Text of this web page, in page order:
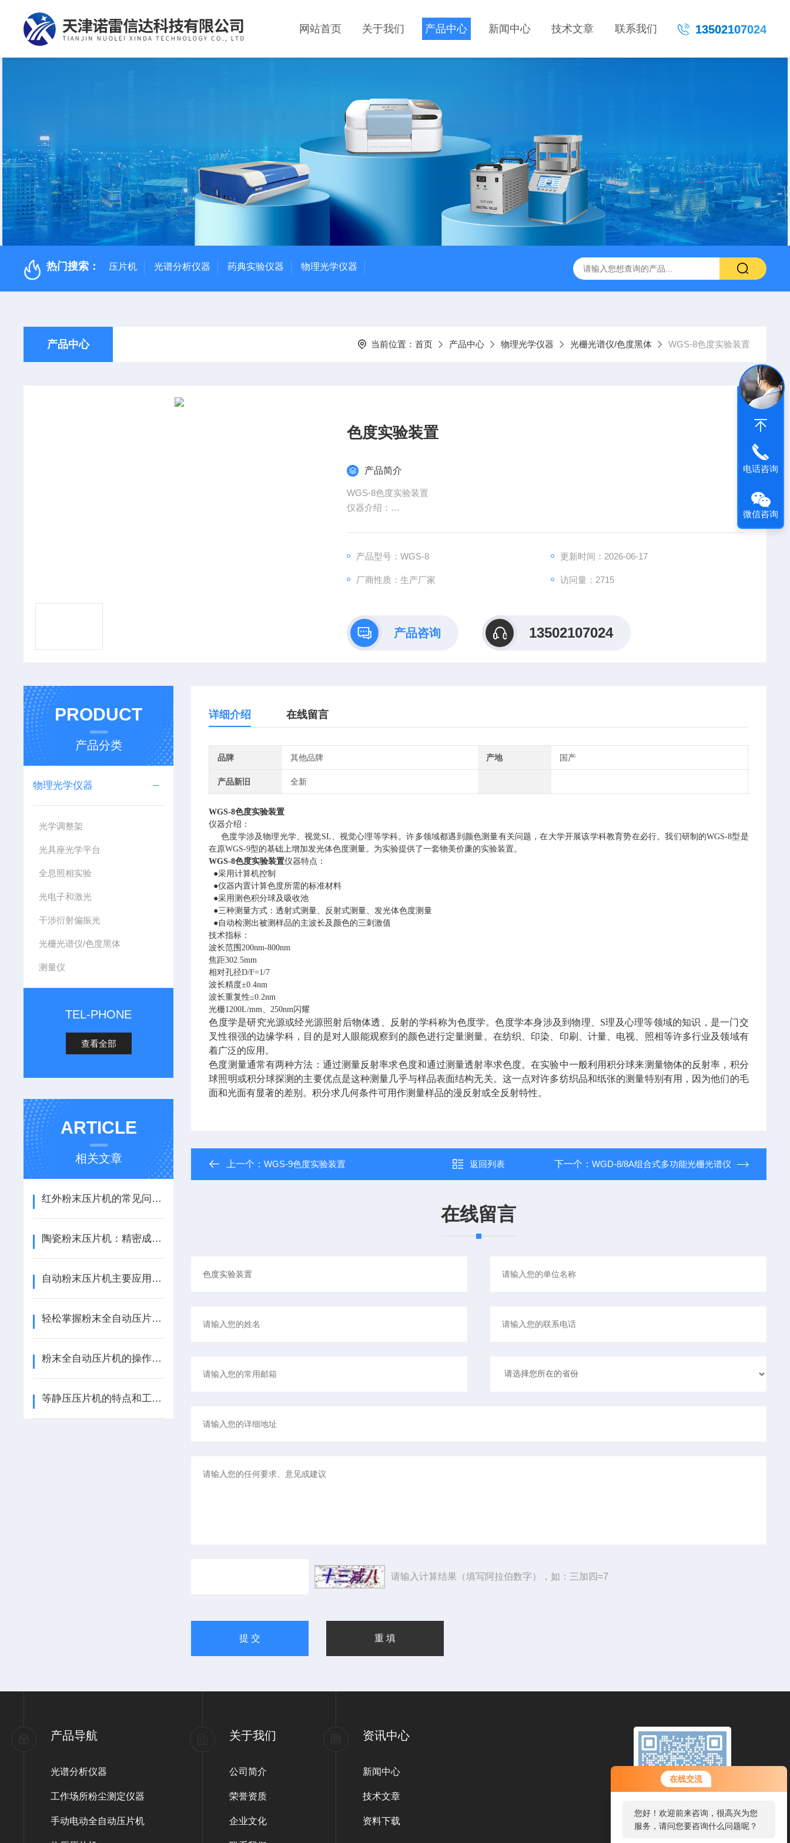
在线交流
您好！欢迎前来咨询，很高兴为您
服务，请问您要咨询什么问题呢？
13502107024
网站首页 关于我们 产品中心 新闻中心 技术文章 联系我们
热门搜索： 压片机 光谱分析仪器 药典实验仪器 物理光学仪器
产品中心 当前位置： 首页 产品中心 物理光学仪器 光栅光谱仪/色度黑体 WGS-8色度实验装置
色度实验装置
产品简介
WGS-8色度实验装置
仪器介绍：
科，目的是对人眼能观察到的颜色进行定量测量。在纺织、印染、印刷、计量、电视、照相等许多行
产品型号：WGS-8 更新时间：2026-06-17
厂商性质：生产厂家 访问量：2715
产品咨询 13502107024
PRODUCT
产品分类
物理光学仪器
光学调整架
光具座光学平台
全息照相实验
光电子和激光
干涉衍射偏振光
光栅光谱仪/色度黑体
测量仪
TEL-PHONE
查看全部
ARTICLE
相关文章
红外粉末压片机的常见问题及解决方法
陶瓷粉末压片机：精密成型工艺解析与安全操作维护指南
自动粉末压片机主要应用于荧光光谱仪上固体样品制样
轻松掌握粉末全自动压片机的工作流程
粉末全自动压片机的操作流程优化与质量控制策略
等静压压片机的特点和工作过程介绍
详细介绍 在线留言
品牌 其他品牌 产地 国产
产品新旧 全新
WGS-8色度实验装置
仪器介绍：
色度学涉及物理光学、视觉SL、视觉心理等学科。许多领域都遇到颜色测量有关问题，在大学开展该学科教育势在必行。我们研制的WGS-8型是
在原WGS-9型的基础上增加发光体色度测量。为实验提供了一套物美价廉的实验装置。
WGS-8色度实验装置仪器特点：
●采用计算机控制
●仪器内置计算色度所需的标准材料
●采用测色积分球及吸收池
●三种测量方式：透射式测量、反射式测量、发光体色度测量
●自动检测出被测样品的主波长及颜色的三刺激值
技术指标：
波长范围200nm-800nm
焦距302.5mm
相对孔径D/F=1/7
波长精度±0.4nm
波长重复性≤0.2nm
光栅1200L/mm、250nm闪耀
色度学是研究光源或经光源照射后物体透、反射的学科称为色度学。色度学本身涉及到物理、S理及心理等领域的知识，是一门交
叉性很强的边缘学科，目的是对人眼能观察到的颜色进行定量测量。在纺织、印染、印刷、计量、电视、照相等许多行业及领域有
着广泛的应用。
色度测量通常有两种方法：通过测量反射率求色度和通过测量透射率求色度。在实验中一般利用积分球来测量物体的反射率，积分
球照明或积分球探测的主要优点是这种测量几乎与样品表面结构无关。这一点对许多纺织品和纸张的测量特别有用，因为他们的毛
面和光面有显著的差别。积分求几何条件可用作测量样品的漫反射或全反射特性。
上一个：WGS-9色度实验装置 返回列表 下一个： WGD-8/8A组合式多功能光栅光谱仪
在线留言
请输入计算结果（填写阿拉伯数字），如：三加四=7
产品导航
光谱分析仪器
工作场所粉尘测定仪器
手动电动全自动压片机
关于我们
公司简介
荣誉资质
企业文化
资讯中心
新闻中心
技术文章
资料下载
电话咨询
微信咨询